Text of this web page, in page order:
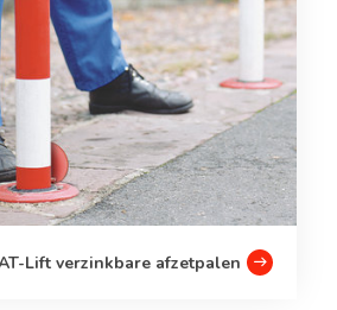
Lift verzinkbare afzetpalen